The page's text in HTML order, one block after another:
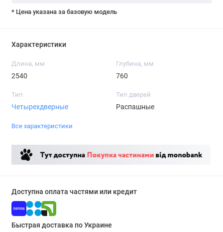
* Цена указана за базовую модель
Характеристики
Длина, мм
2540
Глубина, мм
760
Тип
Четырехдверные
Тип дверей
Распашные
Все характеристики
Доступна оплата частями или кредит
Быстрая доставка по Украине